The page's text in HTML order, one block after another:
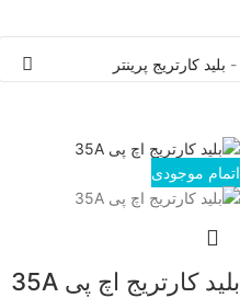
- بلید کارتریج پرینتر
اتمام موجودی
بلید کارتریج اچ پی 35A